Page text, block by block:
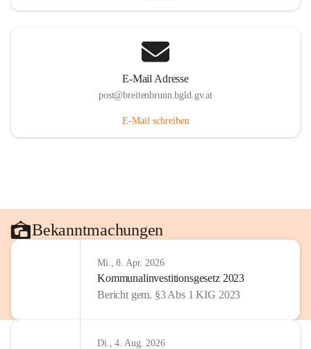
E-Mail Adresse
post@breitenbrunn.bgld.gv.at
E-Mail schreiben
Bekanntmachungen
Mi., 8. Apr. 2026
Kommunalinvestitionsgesetz 2023
Bericht gem. §3 Abs 1 KIG 2023
Di., 4. Aug. 2026